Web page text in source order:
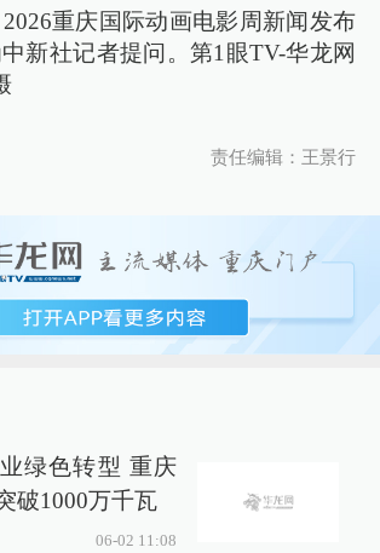
重庆国际动画电影周新闻发布
新社记者提问。第1眼TV-华龙网
责任编辑：王景行
绿色转型 重庆
破1000万千瓦
06-02 11:08